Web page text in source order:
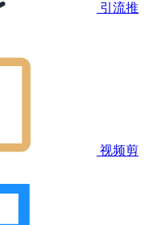
引流推
视频剪